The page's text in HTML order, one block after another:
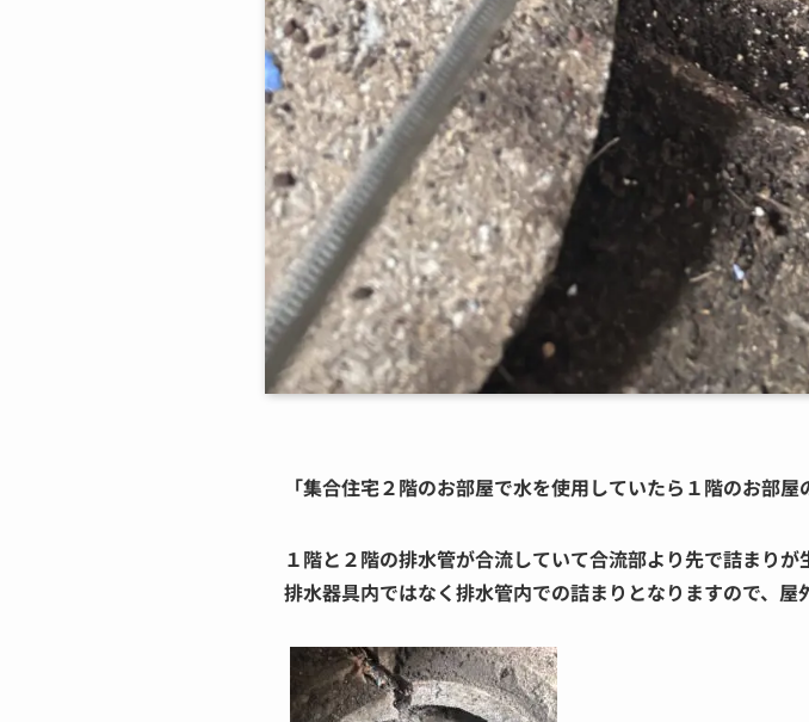
「集合住宅２階のお部屋で水を使用していたら１階のお部
１階と２階の排水管が合流していて合流部より先で詰まりが
排水器具内ではなく排水管内での詰まりとなりますので、屋